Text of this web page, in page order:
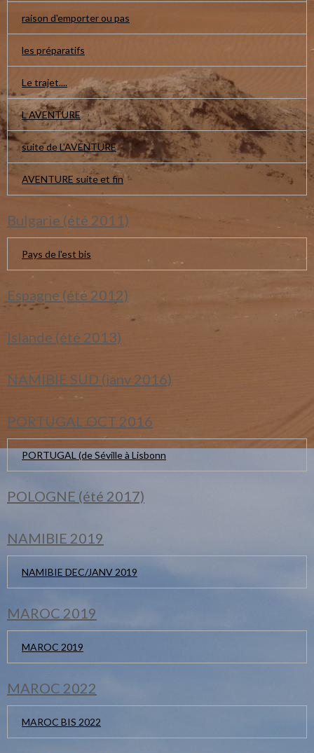
raison d'emporter ou pas
les préparatifs
Le trajet....
L AVENTURE
suite de L'AVENTURE
AVENTURE suite et fin
Bulgarie (été 2011)
Pays de l'est bis
Espagne (été 2012)
Islande (été 2013)
NAMIBIE SUD (janv 2016)
PORTUGAL OCT 2016
PORTUGAL (de Séville à Lisbonn
POLOGNE (été 2017)
NAMIBIE 2019
NAMIBIE DEC/JANV 2019
MAROC 2019
MAROC 2019
MAROC 2022
MAROC BIS 2022